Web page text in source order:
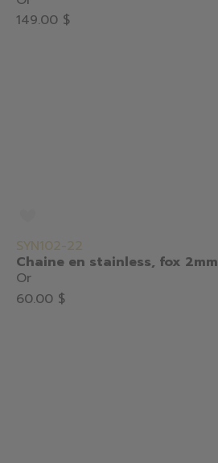
149.00 $
SYN102-22
Chaine en stainless, fox 2mm
Or
60.00 $